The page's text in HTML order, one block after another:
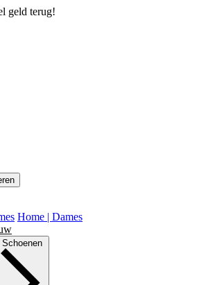
geld terug!
Home | Dames
Schoenen